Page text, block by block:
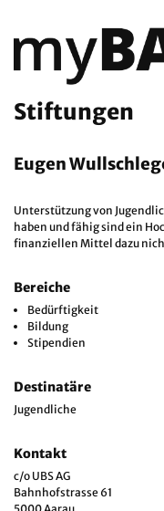
Stiftungen
Eugen
Unterstützung von
haben und fähig sind ein
finanziellen Mittel dazu
Bereiche
Bedürftigkeit
Bildung
Stipendien
Destinatäre
Jugendliche
Kontakt
c/o UBS AG
Bahnhofstrasse 61